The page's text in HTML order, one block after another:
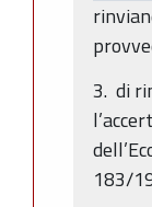
3. di
183/